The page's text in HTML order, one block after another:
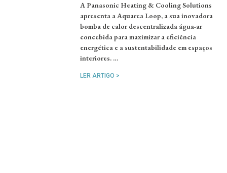
A Panasonic Heating & Cooling Solutions
apresenta a Aquarea Loop, a sua inovadora
bomba de calor descentralizada água-ar
concebida para maximizar a eficiência
energética e a sustentabilidade em espaços
interiores. …
LER ARTIGO >